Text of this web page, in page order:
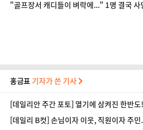
"골프장서 캐디들이 벼락에..." 1명 결국 사
홍금표 기자가 쓴 기사
[데일리안 주간 포토] 열기에 삼켜진 한반
른 도심!
[데일리 B컷] 손님이자 이웃, 직원이자 주